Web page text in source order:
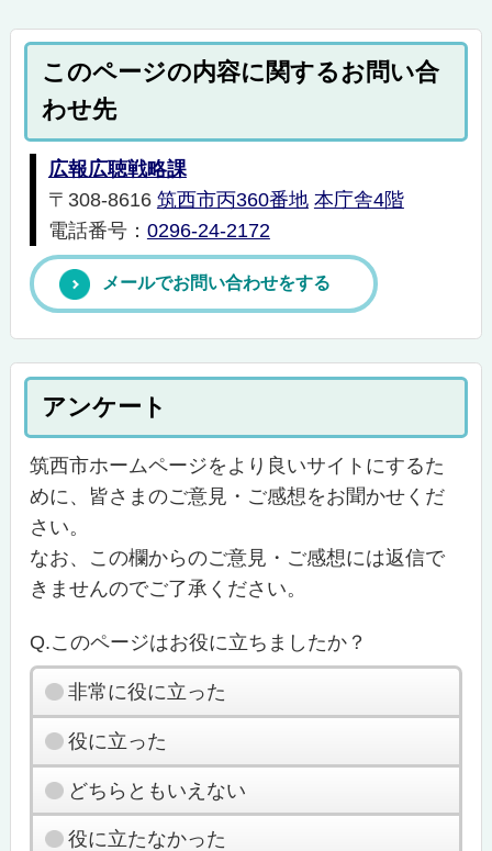
このページの内容に関するお問い合
わせ先
広報広聴戦略課
〒308-8616 筑西市丙360番地 本庁舎4階
電話番号： 0296-24-2172
メールでお問い合わせをする
アンケート
筑西市ホームページをより良いサイトにするた
めに、皆さまのご意見・ご感想をお聞かせくだ
さい。
なお、この欄からのご意見・ご感想には返信で
きませんのでご了承ください。
Q.このページはお役に立ちましたか？
非常に役に立った
役に立った
どちらともいえない
役に立たなかった